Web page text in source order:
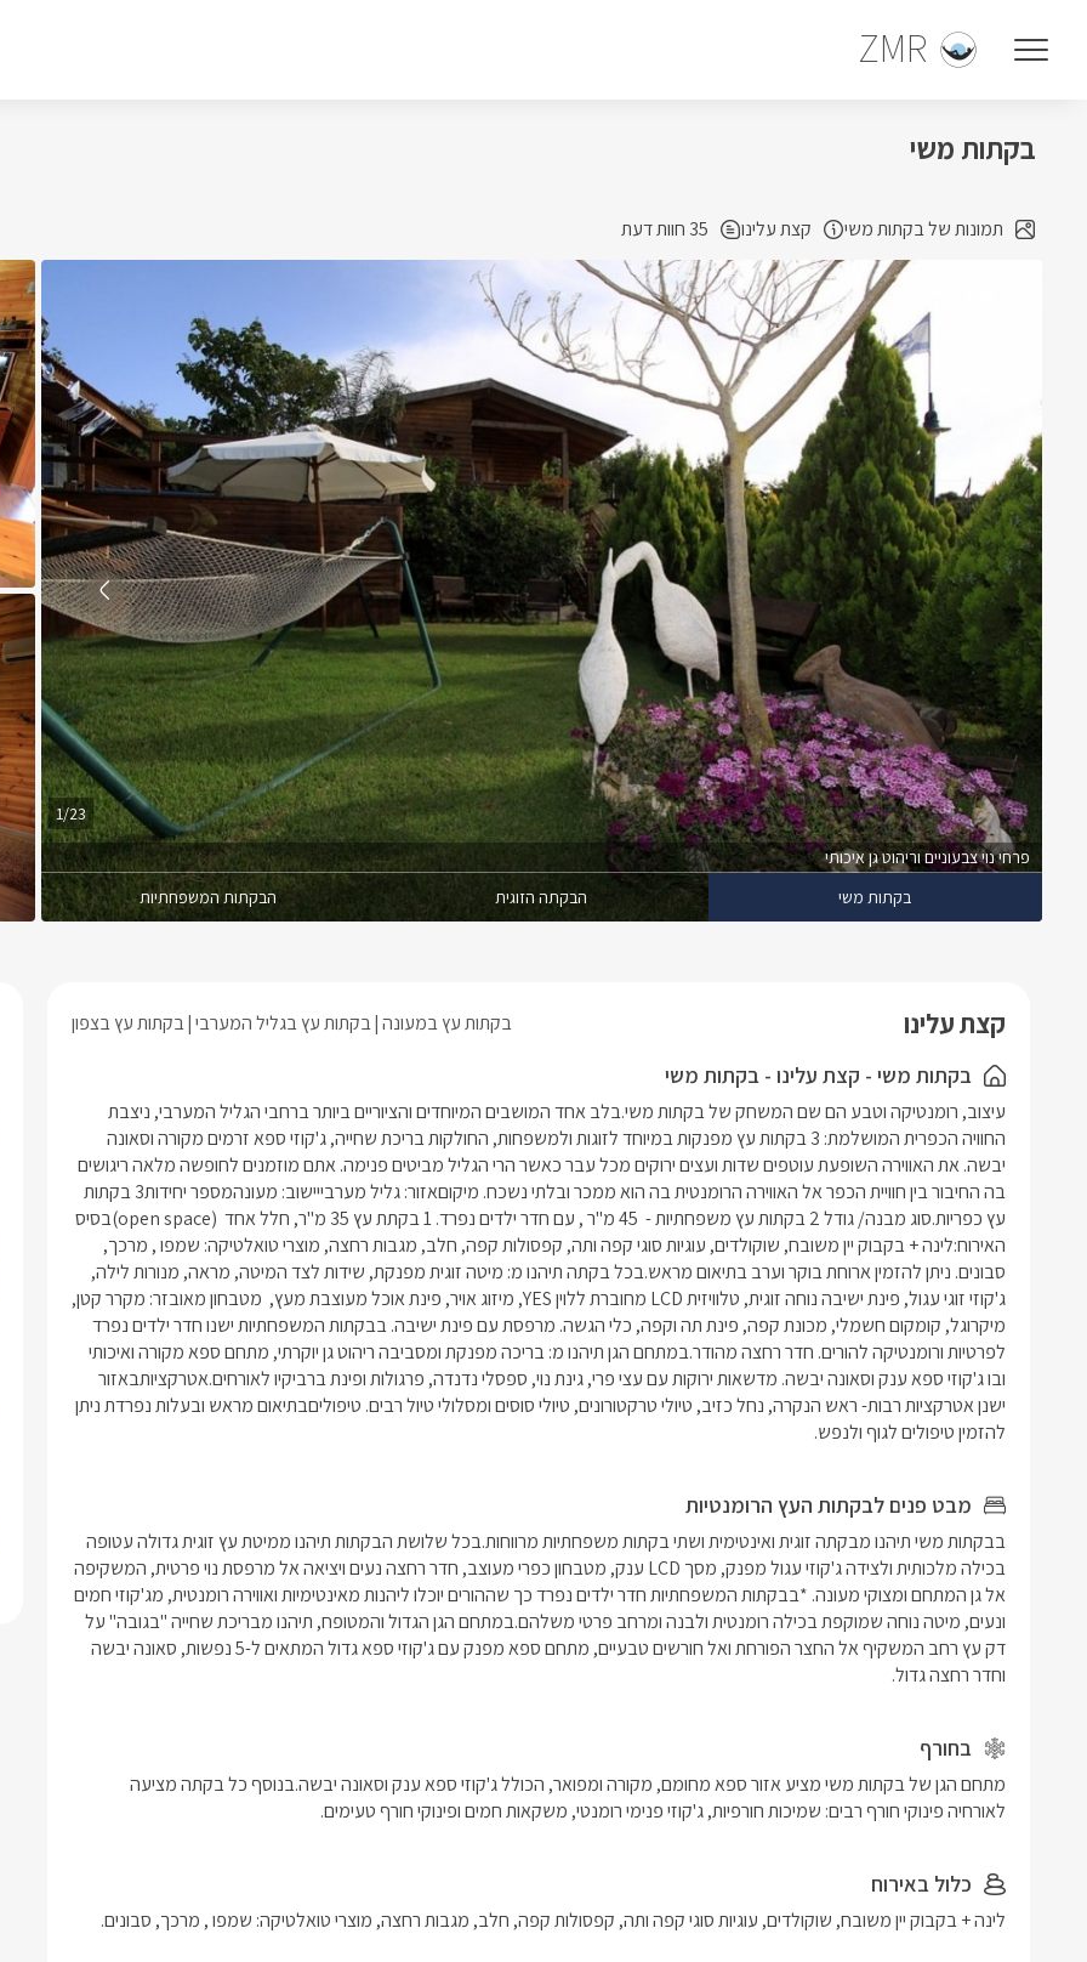
ZMR
בקתות משי
תמונות של בקתות משי קצת עלינו 35 חוות דעת
פרחי נוי צבעוניים וריהוט גן איכותי
1/23
בקתות משי הבקתה הזוגית הבקתות המשפחתיות
קצת עלינו בקתות עץ במעונה בקתות עץ בגליל המערבי בקתות עץ בצפון
בקתות משי - קצת עלינו - בקתות משי
להזמין טיפולים לגוף ולנפש.
מבט פנים לבקתות העץ הרומנטיות
וחדר רחצה גדול.
בחורף
לאורחיה פינוקי חורף רבים: שמיכות חורפיות, ג'קוזי פנימי רומנטי, משקאות חמים ופינוקי חורף טעימים.
כלול באירוח
לינה + בקבוק יין משובח, שוקולדים, עוגיות סוגי קפה ותה, קפסולות קפה, חלב, מגבות רחצה, מוצרי טואלטיקה: שמפו , מרכך, סבונים.